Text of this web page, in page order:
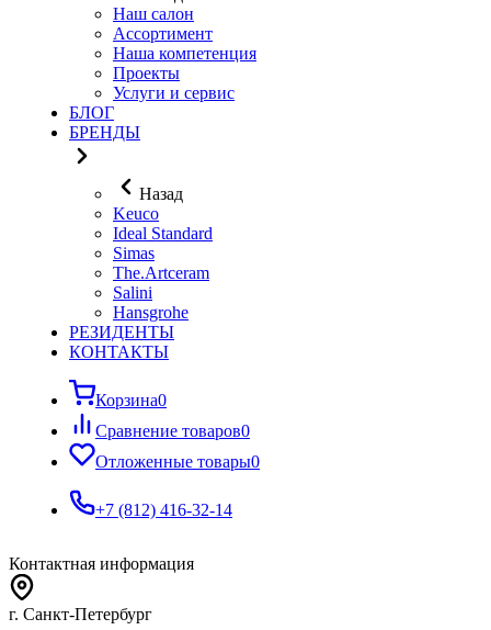
Наш салон
Ассортимент
Наша компетенция
Проекты
Услуги и сервис
БЛОГ
БРЕНДЫ
Назад
Keuco
Ideal Standard
Simas
The.Artceram
Salini
Hansgrohe
РЕЗИДЕНТЫ
КОНТАКТЫ
Корзина0
Сравнение товаров0
Отложенные товары0
+7 (812) 416-32-14
Контактная информация
г. Санкт-Петербург